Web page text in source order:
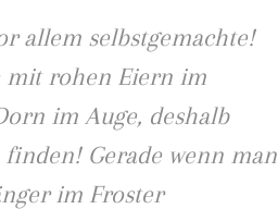
allem selbstgemachte!
mit rohen Eiern im
im Auge, deshalb
Gerade wenn man
im Froster